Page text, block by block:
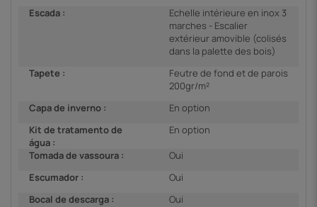
Escada :
Echelle intérieure en inox 3
marches - Escalier
extérieur amovible (colisés
dans la palette des bois)
Tapete :
Feutre de fond et de parois
200gr/m²
Capa de inverno :
En option
Kit de tratamento de
água :
En option
Tomada de vassoura :
Oui
Escumador :
Oui
Bocal de descarga :
Oui